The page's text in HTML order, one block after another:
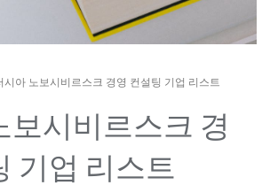
아 노보시비르스크 경영 컨설팅 기업 리스트
보시비르스크 경
기업 리스트